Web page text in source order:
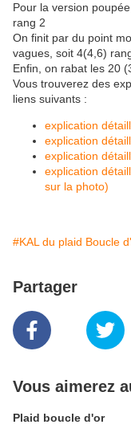
Pour la version
rang 2
On finit par du point
vagues, soit 4(4,6)
Enfin, on rabat les 20
Vous trouverez des
liens suivants :
explication
explication
explication
explication
sur la photo)
#KAL du plaid Boucle
Partager
Vous aimerez
Plaid boucle d'or